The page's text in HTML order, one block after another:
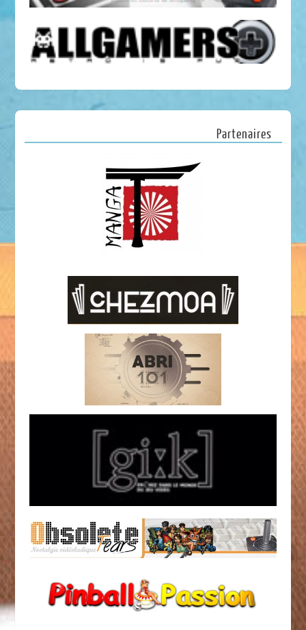
Partenaires